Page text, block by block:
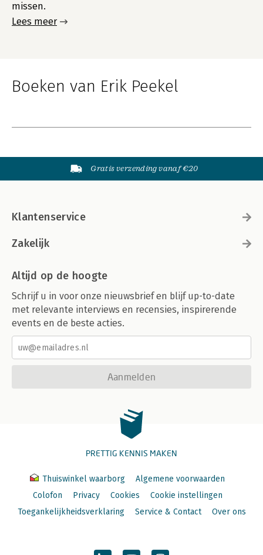
missen.
Lees meer
Boeken van Erik Peekel
Gratis verzending vanaf €20
Klantenservice
Zakelijk
Altijd op de hoogte
Schrijf u in voor onze nieuwsbrief en blijf up-to-date
met relevante interviews en recensies, inspirerende
events en de beste acties.
Aanmelden
PRETTIG KENNIS MAKEN
Thuiswinkel waarborg
Algemene voorwaarden
Colofon
Privacy Cookies
Cookie instellingen
Toegankelijkheidsverklaring
Service & Contact Over ons